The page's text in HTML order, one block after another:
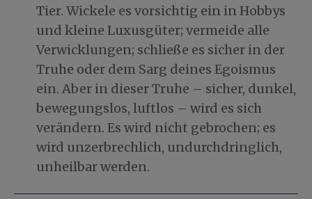
Tier. Wickele es vorsichtig ein in Hobbys
und kleine Luxusgüter; vermeide alle
Verwicklungen; schließe es sicher in der
Truhe oder dem Sarg deines Egoismus
ein. Aber in dieser Truhe – sicher, dunkel,
bewegungslos, luftlos – wird es sich
verändern. Es wird nicht gebrochen; es
wird unzerbrechlich, undurchdringlich,
unheilbar werden.